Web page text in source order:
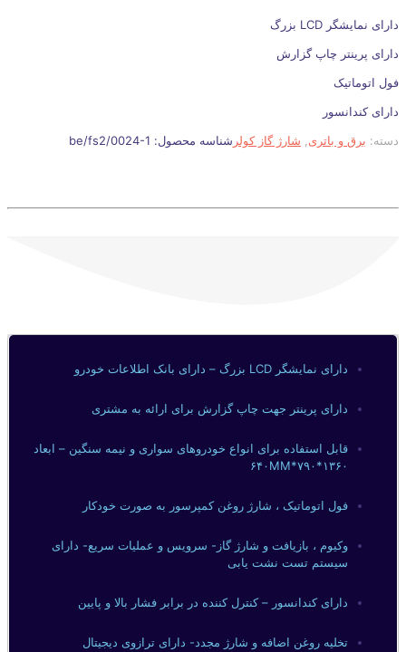
دارای نمایشگر LCD بزرگ
دارای پرینتر چاپ گزارش
فول اتوماتیک
دارای کندانسور
دسته: برق و باتری شارژ گاز کولر شناسه محصول: be/fs2/0024-1
دارای نمایشگر LCD بزرگ – دارای بانک اطلاعات خودرو
دارای پرینتر جهت چاپ گزارش برای ارائه به مشتری
قابل استفاده برای انواع خودروهای سواری و نیمه سنگین – ابعاد
۱۳۶۰*۷۹۰*۶۴۰MM
فول اتوماتیک ، شارژ روغن کمپرسور به صورت خودکار
وکیوم ، بازیافت و شارژ گاز- سرویس و عملیات سریع- دارای
سیستم تست نشت یابی
دارای کندانسور – کنترل کننده در برابر فشار بالا و پایین
تخلیه روغن اضافه و شارژ مجدد- دارای ترازوی دیجیتال